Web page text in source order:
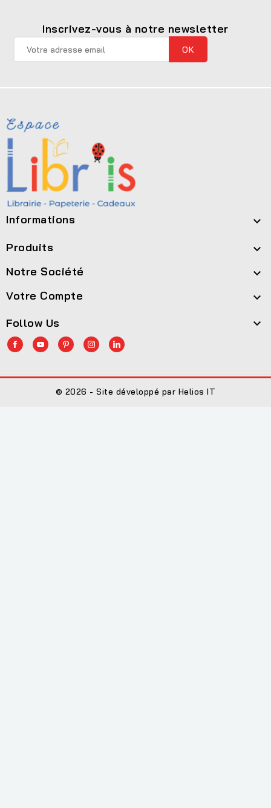
Inscrivez-vous à notre newsletter
Informations 
Produits 
Notre Société 
Votre Compte 
Follow Us 
© 2026 - Site développé par Helios IT